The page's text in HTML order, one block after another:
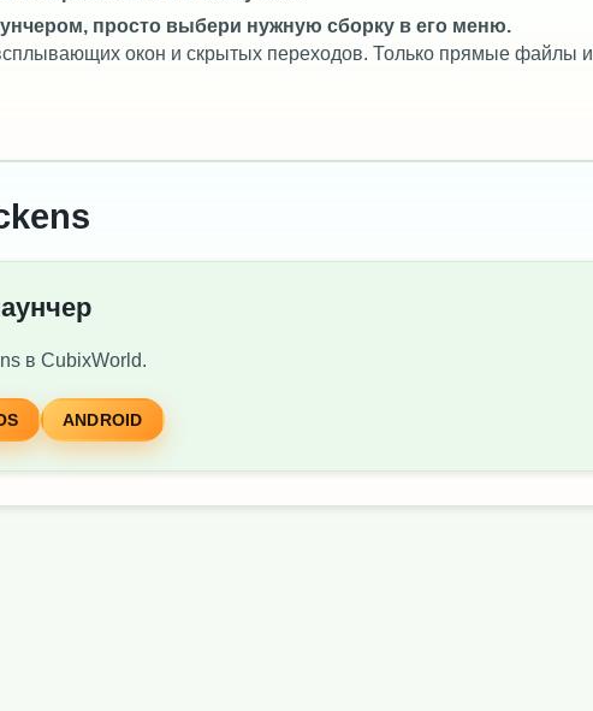
просто выбери нужную сборку в его меню.
окон и скрытых переходов. Только прямые файлы и
в CubixWorld.
ANDROID